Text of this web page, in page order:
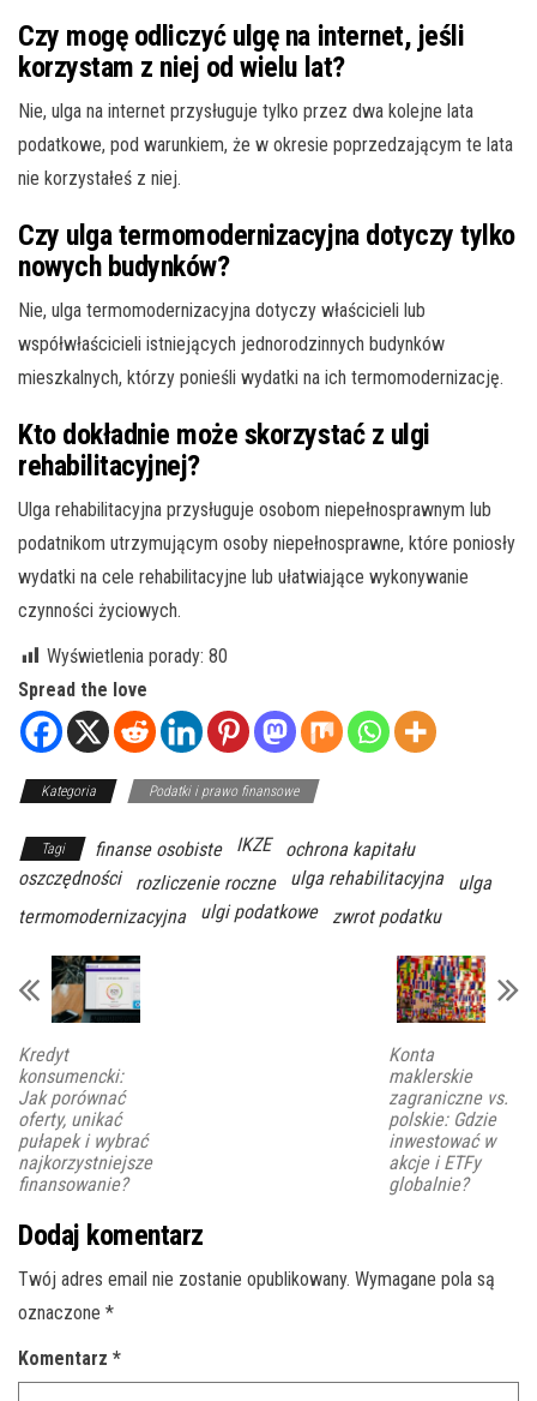
Czy mogę odliczyć ulgę na internet, jeśli
korzystam z niej od wielu lat?
Nie, ulga na internet przysługuje tylko przez dwa kolejne lata
podatkowe, pod warunkiem, że w okresie poprzedzającym te lata
nie korzystałeś z niej.
Czy ulga termomodernizacyjna dotyczy tylko
nowych budynków?
Nie, ulga termomodernizacyjna dotyczy właścicieli lub
współwłaścicieli istniejących jednorodzinnych budynków
mieszkalnych, którzy ponieśli wydatki na ich termomodernizację.
Kto dokładnie może skorzystać z ulgi
rehabilitacyjnej?
Ulga rehabilitacyjna przysługuje osobom niepełnosprawnym lub
podatnikom utrzymującym osoby niepełnosprawne, które poniosły
wydatki na cele rehabilitacyjne lub ułatwiające wykonywanie
czynności życiowych.
Wyświetlenia porady: 80
Spread the love
Kategoria Podatki i prawo finansowe
Tagi finanse osobiste IKZE
ochrona kapitału
oszczędności
rozliczenie roczne ulga rehabilitacyjna
ulga
termomodernizacyjna
ulgi podatkowe zwrot podatku
Kredyt
konsumencki:
Jak porównać
oferty, unikać
pułapek i wybrać
najkorzystniejsze
finansowanie?
Konta
maklerskie
zagraniczne vs.
polskie: Gdzie
inwestować w
akcje i ETFy
globalnie?
Dodaj komentarz
Twój adres email nie zostanie opublikowany. Wymagane pola są
oznaczone *
Komentarz *